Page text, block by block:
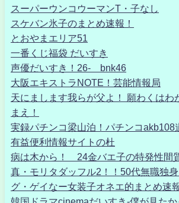
スーパーウンコウーマンT・子なし
スケバン氷子のまとめ速報！
とおやまエリア51
一番くじ福袋 だいすき
声優だいすき！26- bnk46
大阪エキストラNOTE！芸能情報局
天にまします我らが父よ！ 願わくはわ
まえ！
実録パチンコ梁山泊！パチンコakb108
有益便利情報サイトの杜
病は木から！ 24金バエ子の特発性間
真・モリタダッフル2！！50代無職独
グ・ゲイなー女装子オネエ的まとめ速